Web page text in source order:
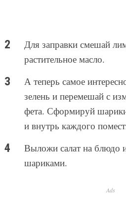
Для заправки смешай
растительное масло.
А теперь самое
зелень и перемешай с
фета. Сформируй
и внутрь каждого
Выложи салат на блюдо
шариками.
Ads